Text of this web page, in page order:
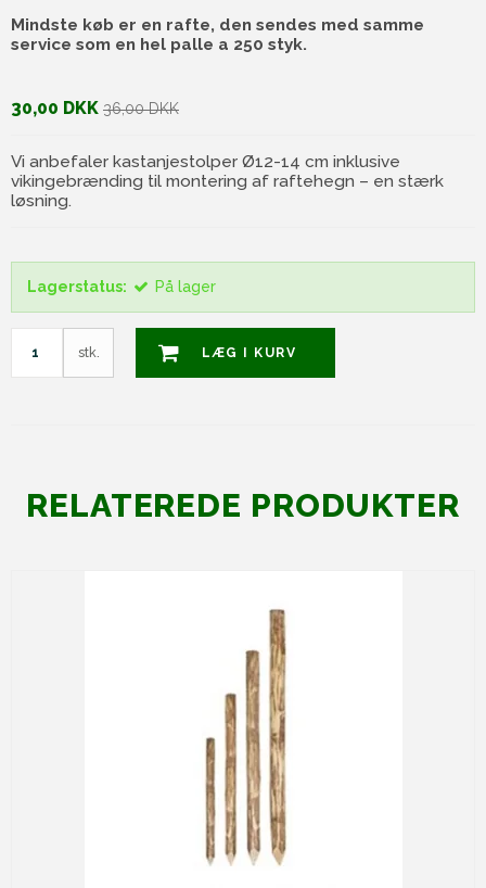
Mindste køb er en rafte, den sendes med samme
service som en hel palle a 250 styk.
30,00 DKK 36,00 DKK
Vi anbefaler kastanjestolper Ø12-14 cm inklusive
vikingebrænding til montering af raftehegn – en stærk
løsning.
Lagerstatus: På lager
stk. LÆG I KURV
RELATEREDE PRODUKTER